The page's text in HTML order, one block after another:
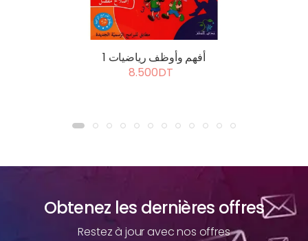
أفهم وأوظف رياضيات 1
8.500DT
Obtenez les dernières offres
Restez à jour avec nos offres